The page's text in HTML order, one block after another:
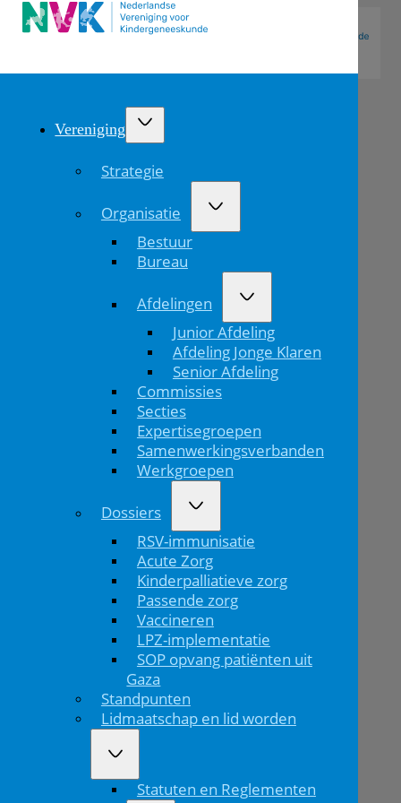
Vereniging
Strategie
Organisatie
Bestuur
Bureau
Afdelingen
Junior Afdeling
Afdeling Jonge Klaren
Senior Afdeling
Commissies
Secties
Expertisegroepen
Samenwerkingsverbanden
Werkgroepen
Dossiers
RSV-immunisatie
Acute Zorg
Kinderpalliatieve zorg
Passende zorg
Vaccineren
LPZ-implementatie
SOP opvang patiënten uit
Gaza
Standpunten
Lidmaatschap en lid worden
Statuten en Reglementen
vluchtelingenkind?
EKANN